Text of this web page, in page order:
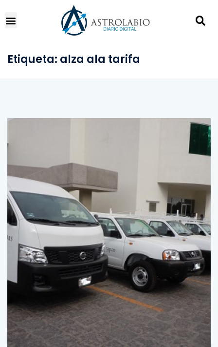
Etiqueta: alza ala tarifa